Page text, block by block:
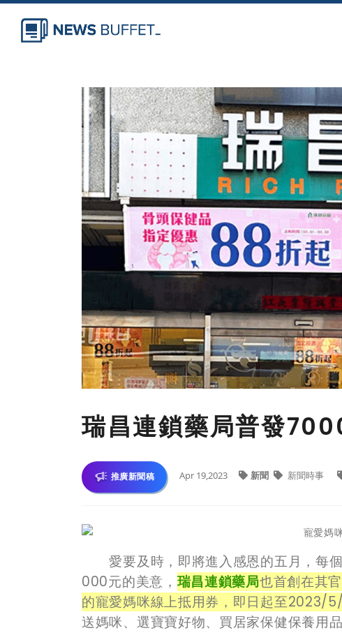
瑞昌連鎖藥局普發
推廣新聞稿 Apr 19,2023 新聞 新聞時事
愛要及時，即將進入感恩的五月，每個
000元的美意， 瑞昌連鎖藥局也首創在其
的寵愛媽咪線上抵用券，即日起至2023/
送媽咪、選寶寶好物、買居家保健保養用